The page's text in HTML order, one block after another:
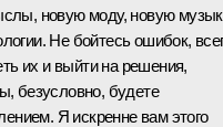
новую моду, новую
Не бойтесь ошибок,
их и выйти на решения,
безусловно, будете
Я искренне вам этого